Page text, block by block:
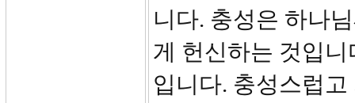
니다. 충성은 하나
게 헌신하는 것입
입니다. 충성스럽